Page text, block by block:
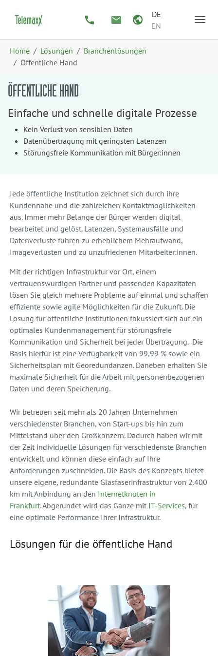
DE
EN
Home Lösungen
Branchenlösungen
Öffentliche Hand
ÖFFENTLICHE HAND
Einfache und schnelle digitale Prozesse
Kein Verlust von sensiblen Daten
Datenübertragung mit geringsten Latenzen
Störungsfreie Kommunikation mit Bürger:innen
Jede öffentliche Institution zeichnet sich durch ihre
Kundennähe und die zahlreichen Kontaktmöglichkeiten
aus. Immer mehr Belange der Bürger werden digital
bearbeitet und gelöst. Latenzen, Systemausfälle und
Datenverluste führen zu erheblichem Mehraufwand,
Imageverlusten und zu unzufriedenen Mitarbeiter:innen.
Mit der richtigen Infrastruktur vor Ort, einem
vertrauenswürdigen Partner und passenden Kapazitäten
lösen Sie gleich mehrere Probleme auf einmal und schaffen
effiziente sowie agile Möglichkeiten für die Zukunft. Die
Lösung für öffentliche Institutionen fokussiert sich auf ein
optimales Kundenmanagement für störungsfreie
Kommunikation und Sicherheit bei jeder Übertragung. Die
Basis hierfür ist eine Verfügbarkeit von 99,99 % sowie ein
Sicherheitsplan mit Georedundanzen. Daneben erhalten Sie
maximale Sicherheit für die Arbeit mit personenbezogenen
Daten und deren Speicherung.
Wir betreuen seit mehr als 20 Jahren Unternehmen
verschiedenster Branchen, von Start-ups bis hin zum
Mittelstand über den Großkonzern. Dadurch haben wir mit
der Zeit individuelle Lösungen für verschiedenste Branchen
entwickelt und können diese einfach auf Ihre
Anforderungen zuschneiden. Die Basis des Konzepts bietet
unsere eigene, redundante Glasfaserinfrastruktur von 2.400
km mit Anbindung an den Internetknoten in
Frankfurt.Abgerundet wird das Ganze mit IT-Services, für
eine optimale Performance Ihrer Infrastruktur.
Lösungen für die öffentliche Hand